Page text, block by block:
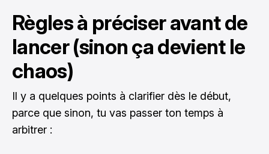
Règles à préciser avant de
lancer (sinon ça devient le
chaos)
Il y a quelques points à clarifier dès le début,
parce que sinon, tu vas passer ton temps à
arbitrer :